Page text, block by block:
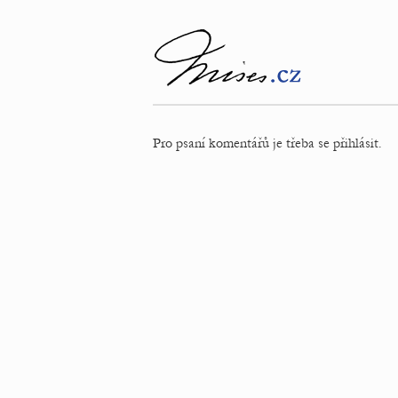
Pro psaní komentářů je třeba se přihlásit.